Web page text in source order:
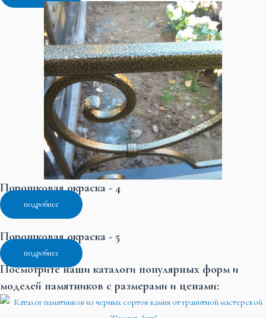
Порошковая окраска - 4
подробнее
Порошковая окраска - 5
подробнее
Посмотрите наши каталоги популярных форм и
моделей памятников с размерами и ценами: